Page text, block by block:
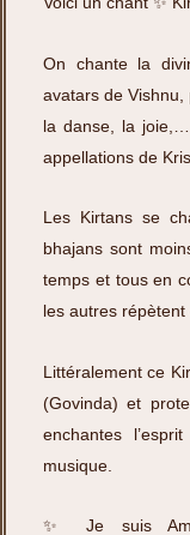
On chante la
avatars de
la danse, la joie,…
appellations de
Les Kirtans se
bhajans sont
temps et tous en
les autres répètent
Littéralement ce
(Govinda) et
enchantes
musique.
✨ Je suis